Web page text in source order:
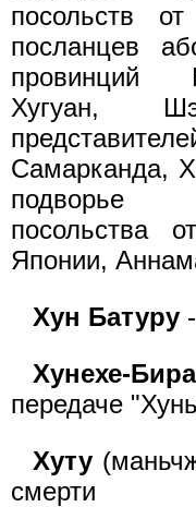
посольств
посланцев
провинций
Хугуан,
Самарканда,
подворье
посольства
Японии,
Хун Батуру
Хунехе-
передаче
Хуту
смерти